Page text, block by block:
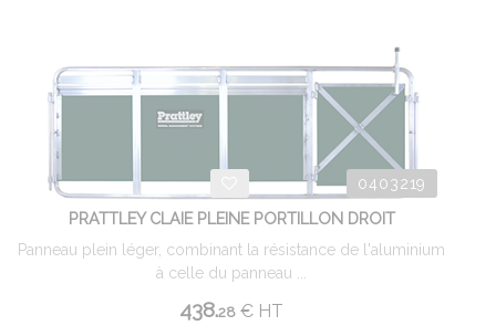
0403219
PRATTLEY CLAIE PLEINE PORTILLON DROIT
Panneau plein léger, combinant la résistance de l'aluminium
à celle du panneau ...
438.28 € HT